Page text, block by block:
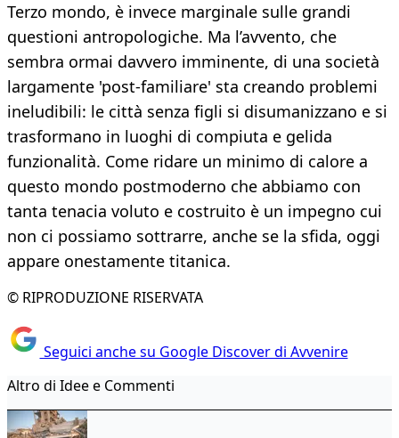
Terzo mondo, è invece marginale sulle grandi
questioni antropologiche. Ma l’avvento, che
sembra ormai davvero imminente, di una società
largamente 'post-familiare' sta creando problemi
ineludibili: le città senza figli si disumanizzano e si
trasformano in luoghi di compiuta e gelida
funzionalità. Come ridare un minimo di calore a
questo mondo postmoderno che abbiamo con
tanta tenacia voluto e costruito è un impegno cui
non ci possiamo sottrarre, anche se la sfida, oggi
appare onestamente titanica.
© RIPRODUZIONE RISERVATA
Seguici anche su Google Discover di Avvenire
Altro di Idee e Commenti